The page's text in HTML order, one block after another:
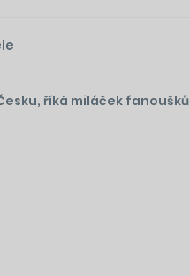
říká miláček fanoušků